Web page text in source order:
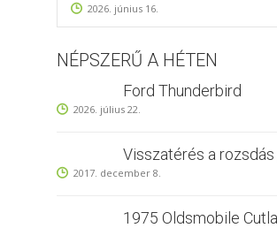
2026. június 16.
NÉPSZERŰ A HÉTEN
Ford Thunderbird
2026. július 22.
Visszatérés a
2017. december 8.
1975 Oldsmobile